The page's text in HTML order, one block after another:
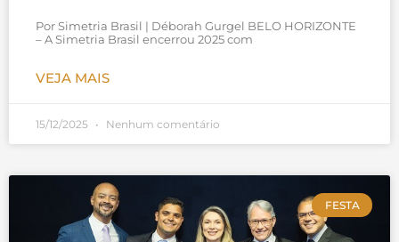
Por Simetria Brasil | Déborah Gurgel BELO HORIZONTE
– A Simetria Brasil encerrou 2025 com
VEJA MAIS
15/12/2025 Nenhum comentário
FESTA